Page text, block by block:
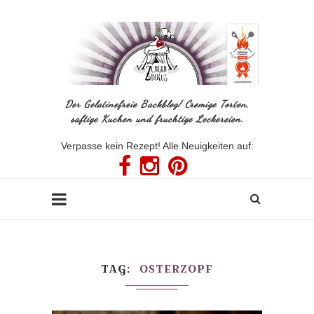
Der Gelatinefreie Backblog! Cremige Torten,
saftige Kuchen und fruchtige Leckereien.
Verpasse kein Rezept! Alle Neuigkeiten auf:
TAG OSTERZOPF